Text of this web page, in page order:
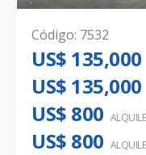
Código: 7532
US$ 135,000
US$ 135,000
US$ 800
US$ 800